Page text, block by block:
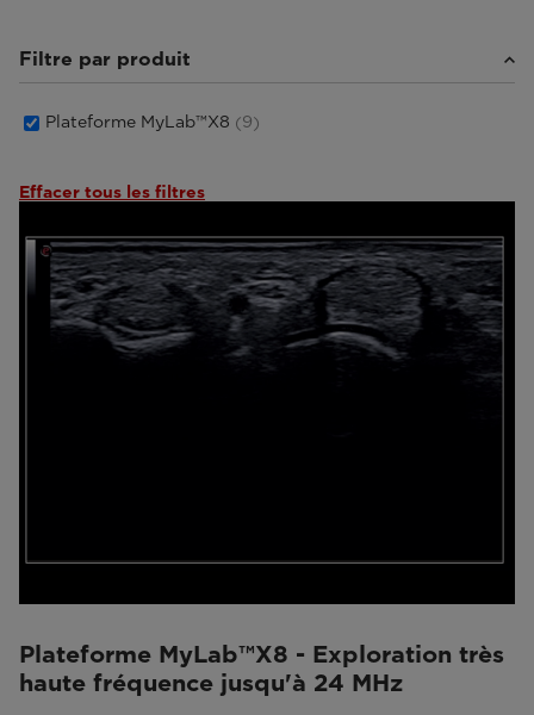
Filtre par produit
Plateforme MyLab™X8 (9)
Effacer tous les filtres
Plateforme MyLab™X8 - Exploration très
haute fréquence jusqu'à 24 MHz